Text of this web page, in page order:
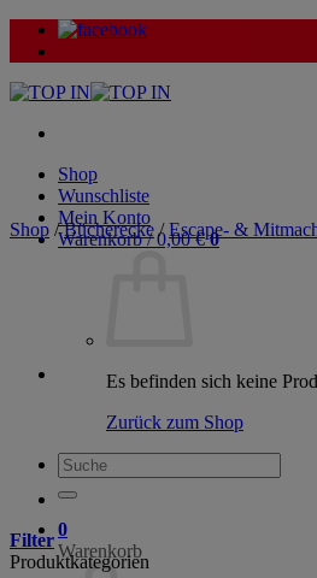
Zum
Inhalt
Shop
Wunschliste
Mein Konto
Warenkorb /0,00€ 0
Es befinden sich keine
Zurück zum Shop
Suche
nach:
0
Warenkorb
Shop / Bücherecke / Escape- &
Filter
Produktkategorien